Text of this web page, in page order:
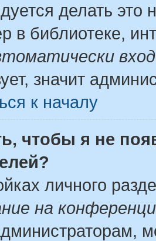
делать
в библиотеке,
значит
к началу
чтобы я не
личного
на